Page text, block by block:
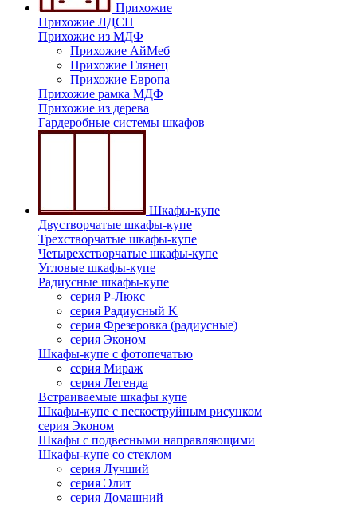
Прихожие
Прихожие ЛДСП
Прихожие из МДФ
Прихожие АйМеб
Прихожие Глянец
Прихожие Европа
Прихожие рамка МДФ
Прихожие из дерева
Гардеробные системы шкафов
Шкафы-купе
Двустворчатые шкафы-купе
Трехстворчатые шкафы-купе
Четырехстворчатые шкафы-купе
Угловые шкафы-купе
Радиусные шкафы-купе
серия Р-Люкс
серия Радиусный K
серия Фрезеровка (радиусные)
серия Эконом
Шкафы-купе с фотопечатью
серия Мираж
серия Легенда
Встраиваемые шкафы купе
Шкафы-купе с пескоструйным рисунком
серия Эконом
Шкафы с подвесными направляющими
Шкафы-купе со стеклом
серия Лучший
серия Элит
серия Домашний